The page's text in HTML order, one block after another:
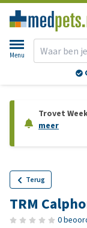
Menu
Trovet
meer
Terug
TRM
0